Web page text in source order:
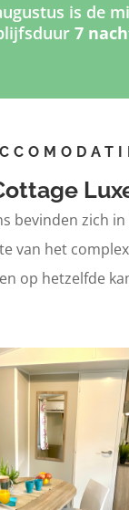
is de
7
bevinden zich
van het
op hetzelfde